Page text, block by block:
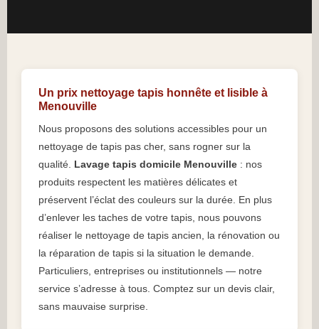
Un prix nettoyage tapis honnête et lisible à
Menouville
Nous proposons des solutions accessibles pour un
nettoyage de tapis pas cher, sans rogner sur la
qualité. Lavage tapis domicile Menouville : nos
produits respectent les matières délicates et
préservent l’éclat des couleurs sur la durée. En plus
d’enlever les taches de votre tapis, nous pouvons
réaliser le nettoyage de tapis ancien, la rénovation ou
la réparation de tapis si la situation le demande.
Particuliers, entreprises ou institutionnels — notre
service s’adresse à tous. Comptez sur un devis clair,
sans mauvaise surprise.